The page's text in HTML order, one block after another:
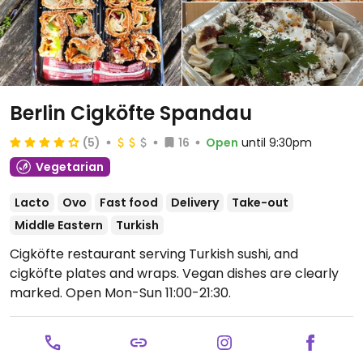
Berlin Cigköfte Spandau
(5) 16 Open until 9:30pm
Vegetarian
Lacto Ovo Fast food Delivery
Take-out
Middle Eastern
Turkish
Cigköfte restaurant serving Turkish sushi, and
cigköfte plates and wraps. Vegan dishes are clearly
marked. Open Mon-Sun 11:00-21:30.